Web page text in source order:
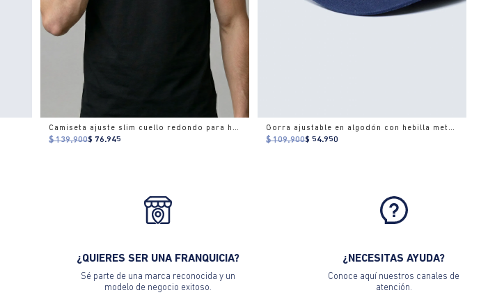
Camiseta ajuste slim cuello redondo para hombre
$ 139.900$ 76.945
Gorra ajustable en algodón con hebilla metálica
$ 109.900$ 54.950
¿QUIERES SER UNA FRANQUICIA?
Sé parte de una marca reconocida y un
modelo de negocio exitoso.
¿NECESITAS AYUDA?
Conoce aquí nuestros canales de
atención.